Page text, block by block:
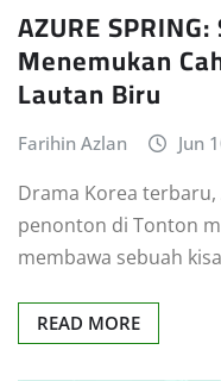
AZURE
Menemukan
Lautan Biru
Farihin Azlan Jun
Drama Korea
penonton di Tonton
membawa sebuah
READ MORE